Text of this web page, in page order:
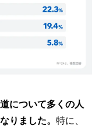
について多くの人
りました。 特に、